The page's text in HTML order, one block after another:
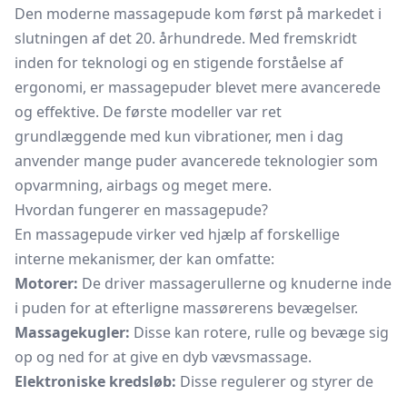
Den moderne massagepude kom først på markedet i
slutningen af det 20. århundrede. Med fremskridt
inden for teknologi og en stigende forståelse af
ergonomi, er massagepuder blevet mere avancerede
og effektive. De første modeller var ret
grundlæggende med kun vibrationer, men i dag
anvender mange puder avancerede teknologier som
opvarmning, airbags og meget mere.
Hvordan fungerer en massagepude?
En massagepude virker ved hjælp af forskellige
interne mekanismer, der kan omfatte:
Motorer: De driver massagerullerne og knuderne inde
i puden for at efterligne massørerens bevægelser.
Massagekugler: Disse kan rotere, rulle og bevæge sig
op og ned for at give en dyb vævsmassage.
Elektroniske kredsløb: Disse regulerer og styrer de